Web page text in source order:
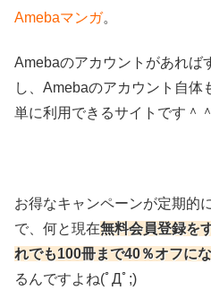
Amebaマンガ。
Amebaのアカウントがあれば
し、Amebaのアカウント自体
単に利用できるサイトです＾＾
お得なキャンペーンが定期的
で、何と現在無料会員登録を
れでも100冊まで40％オフに
るんですよね(ﾟДﾟ;)